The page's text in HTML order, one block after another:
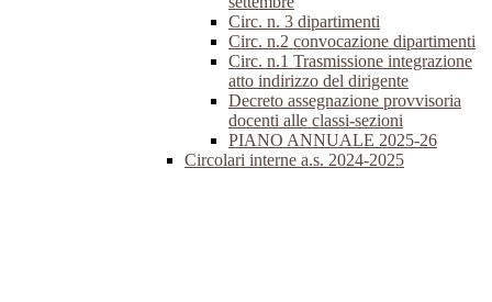
Circ. n. 3 dipartimenti
Circ. n.2 convocazione dipartimenti
Circ. n.1 Trasmissione integrazione
atto indirizzo del dirigente
Decreto assegnazione provvisoria
docenti alle classi-sezioni
PIANO ANNUALE 2025-26
Circolari interne a.s. 2024-2025